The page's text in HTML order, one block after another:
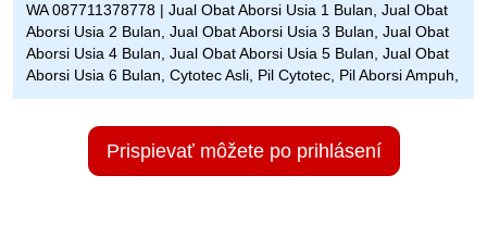
WA 087711378778 | Jual Obat Aborsi Usia 1 Bulan, Jual Obat
Aborsi Usia 2 Bulan, Jual Obat Aborsi Usia 3 Bulan, Jual Obat
Aborsi Usia 4 Bulan, Jual Obat Aborsi Usia 5 Bulan, Jual Obat
Aborsi Usia 6 Bulan, Cytotec Asli, Pil Cytotec, Pil Aborsi Ampuh,
Prispievať môžete po prihlásení